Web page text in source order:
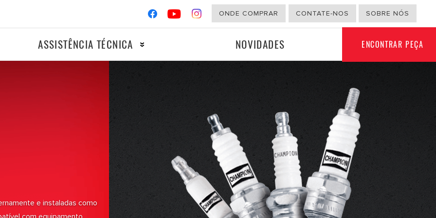
ONDE COMPRAR CONTATE-NOS SOBRE NÓS
COMPETIÇÃO SETOR NÃO
AUTOMÓVEL
ASSISTÊNCIA TÉCNICA NOVIDADES ENCONTRAR PEÇA
e instaladas como